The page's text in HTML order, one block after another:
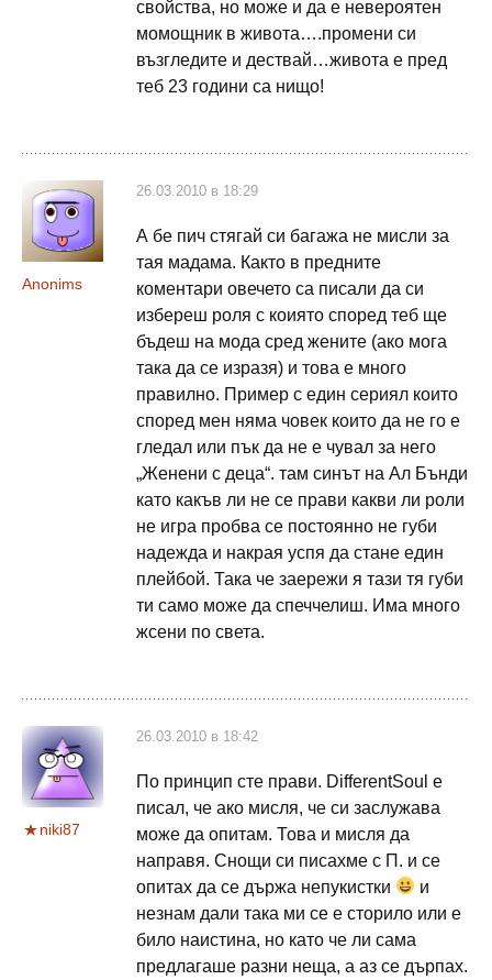
свойства, но може и да е невероятен
момощник в живота….промени си
възгледите и дествай…живота е пред
теб 23 години са нищо!
Anonims
26.03.2010 в 18:29
А бе пич стягай си багажа не мисли за
тая мадама. Както в предните
коментари овечето са писали да си
избереш роля с коиято според теб ще
бъдеш на мода сред жените (ако мога
така да се изразя) и това е много
правилно. Пример с един сериял които
според мен няма човек които да не го е
гледал или пък да не е чувал за него
„Женени с деца“. там синът на Ал Бънди
като какъв ли не се прави какви ли роли
не игра пробва се постоянно не губи
надежда и накрая успя да стане един
плейбой. Така че заережи я тази тя губи
ти само може да спеччелиш. Има много
жсени по света.
niki87
26.03.2010 в 18:42
По принцип сте прави. DifferentSoul е
писал, че ако мисля, че си заслужава
може да опитам. Това и мисля да
направя. Снощи си писахме с П. и се
опитах да се държа непукистки
и
незнам дали така ми се е сторило или е
било наистина, но като че ли сама
предлагаше разни неща, а аз се дърпах.